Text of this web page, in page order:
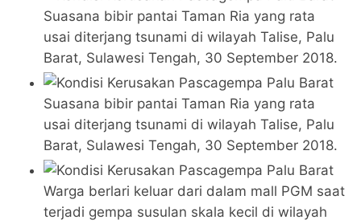
Suasana bibir pantai Taman Ria yang rata
usai diterjang tsunami di wilayah Talise, Palu
Barat, Sulawesi Tengah, 30 September 2018.
Suasana bibir pantai Taman Ria yang rata
usai diterjang tsunami di wilayah Talise, Palu
Barat, Sulawesi Tengah, 30 September 2018.
Warga berlari keluar dari dalam mall PGM saat
terjadi gempa susulan skala kecil di wilayah